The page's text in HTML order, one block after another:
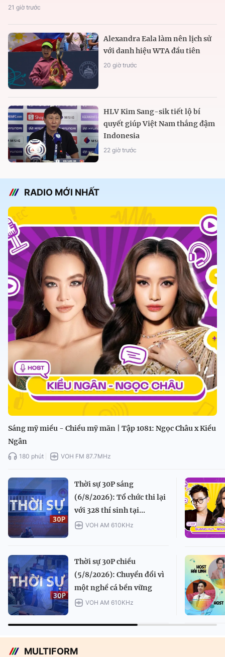
21 giờ trước
Alexandra Eala làm nên lịch sử
với danh hiệu WTA đầu tiên
20 giờ trước
HLV Kim Sang-sik tiết lộ bí
quyết giúp Việt Nam thắng đậm
Indonesia
22 giờ trước
RADIO MỚI NHẤT
Sáng mỹ miều - Chiều mỹ mãn | Tập 1081: Ngọc Châu x Kiều
Ngân
180 phút VOH FM 87.7MHz
Thời sự 30P sáng
(6/8/2026): Tổ chức thi lại
với 328 thí sinh tại...
VOH AM 610KHz
Thời sự 30P chiều
(5/8/2026): Chuyển đổi vì
một nghề cá bền vững
VOH AM 610KHz
MULTIFORM